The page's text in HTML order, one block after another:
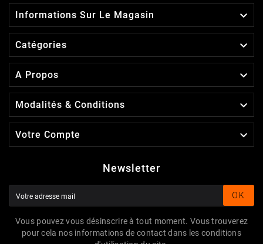
Informations Sur Le Magasin 
Catégories 
A Propos 
Modalités & Conditions 
Votre Compte 
Newsletter
OK
Vous pouvez vous désinscrire à tout moment. Vous trouverez
pour cela nos informations de contact dans les conditions